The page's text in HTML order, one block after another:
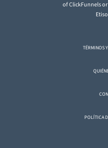
of ClickFunnels
TÉRMINOS
POLÍTICA